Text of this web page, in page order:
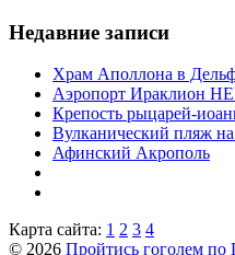
Недавние записи
Храм Аполлона в
Аэропорт Ираклион
Крепость рыцарей-
Вулканический пляж
Афинский Акрополь
Карта сайта: 1 2 3 4
© 2026 Пройтись гоголем